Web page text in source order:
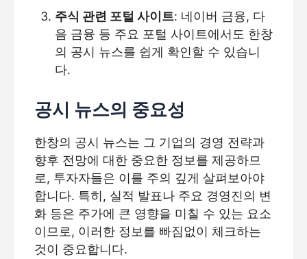
주식 관련 포털 사이트: 네이버 금융, 다
음 금융 등 주요 포털 사이트에서도 한창
의 공시 뉴스를 쉽게 확인할 수 있습니
다.
공시 뉴스의 중요성
한창의 공시 뉴스는 그 기업의 경영 전략과
향후 전망에 대한 중요한 정보를 제공하므
로, 투자자들은 이를 주의 깊게 살펴보아야
합니다. 특히, 실적 발표나 주요 경영진의 변
화 등은 주가에 큰 영향을 미칠 수 있는 요소
이므로, 이러한 정보를 빠짐없이 체크하는
것이 중요합니다.